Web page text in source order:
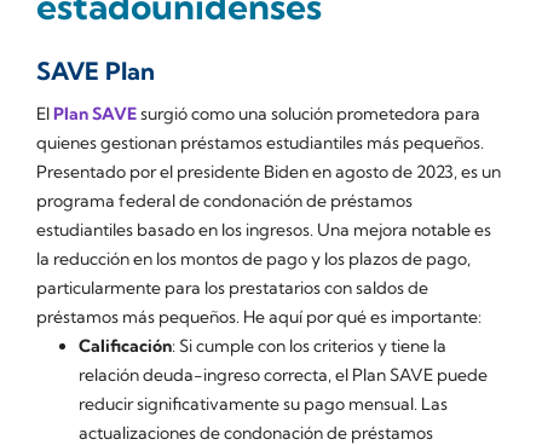
SAVE Plan
ElPlan SAVEsurgió como una solución prometedora para
quienes gestionan préstamos estudiantiles más pequeños.
Presentado por el presidente Biden en agosto de 2023, es un
programa federal de condonación de préstamos
estudiantiles basado en los ingresos. Una mejora notable es
la reducción en los montos de pago y los plazos de pago,
particularmente para los prestatarios con saldos de
préstamos más pequeños. He aquí por qué es importante:
Calificación: Si cumple con los criterios y tiene la
relación deuda-ingreso correcta, el Plan SAVE puede
reducir significativamente su pago mensual. Las
actualizaciones de condonación de préstamos